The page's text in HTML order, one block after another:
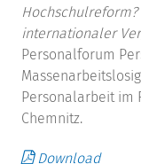
Hochschulreform?
internationaler
Personalforum
Personalarbeit im
Chemnitz.
Download